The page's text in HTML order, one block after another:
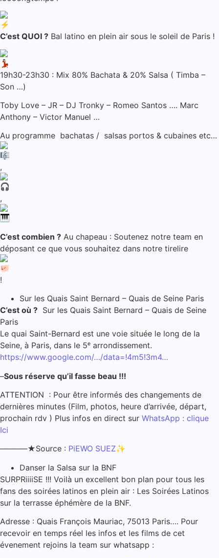
C’est QUOI ? Bal latino en plein air sous le soleil de Paris !
19h30-23h30 : Mix 80% Bachata & 20% Salsa ( Timba –
Son …)
Toby Love – JR – DJ Tronky – Romeo Santos …. Marc
Anthony – Victor Manuel …
Au programme bachatas / salsas portos & cubaines etc…
,
,
C’est combien ? Au chapeau : Soutenez notre team en
déposant ce que vous souhaitez dans notre tirelire
!
Sur les Quais Saint Bernard – Quais de Seine Paris
C’est où ? Sur les Quais Saint Bernard – Quais de Seine
Paris
Le quai Saint-Bernard est une voie située le long de la
Seine, à Paris, dans le 5ᵉ arrondissement.
https://www.google.com/…/data=!4m5!3m4…
–Sous réserve qu’il fasse beau !!!
ATTENTION : Pour être informés des changements de
dernières minutes (Film, photos, heure d’arrivée, départ,
prochain rdv ) Plus infos en direct sur WhatsApp : clique
Ici
———–★Source : PiEWO SUEZ✨
Danser la Salsa sur la BNF
SURPRiiiiSE !!! Voilà un excellent bon plan pour tous les
fans des soirées latinos en plein air : Les Soirées Latinos
sur la terrasse éphémère de la BNF.
Adresse : Quais François Mauriac, 75013 Paris…. Pour
recevoir en temps réel les infos et les films de cet
évenement rejoins la team sur whatsapp :